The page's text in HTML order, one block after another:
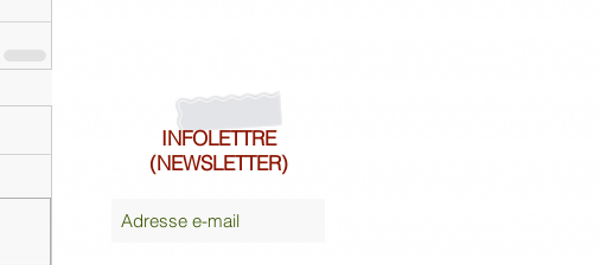
INFOLETTRE
(NEWSLETTER)